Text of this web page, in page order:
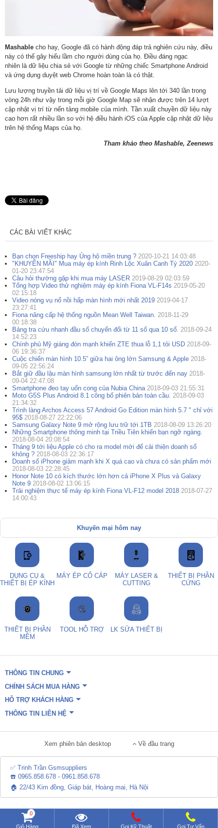
Mashable cho hay, Google đã có hành động đáp trả nghiên cứu này, điều
này có thể gây hiểu lầm cho người dùng của họ. Điều đáng ngạc
nhiên là dữ liệu chia sẻ với Google từ những chiếc Smartphone Android
và ứng dụng duyệt web Chrome hoàn toàn là có thật.
Lưu lượng truyền tải dữ liệu vị trí về Google Maps lên tới 340 lần trong
vòng 24h như vậy trong mỗi giờ Google Map sẽ nhận được trên 14 lượt
cập nhật vị trí từ nến tảng mobile của mình. Tần xuất chuyền dữ liệu này
cao hơn rất nhiều lần so với hệ điều hành iOS của Apple cập nhật dữ liệu
trên hệ thống Maps của họ.
Tham khảo theo Mashable, Zeenews
CÁC BÀI VIẾT KHÁC
Bạn chọn Freeship hay Ủng hộ miền trung ? 2020-10-21 14:03:48
"KHUYẾN MÃI" Mua máy ép kính Rinh Lộc Xuân Canh Tý 2020 2020-
01-20 23:47:54
Câu hỏi thường gặp khi mua máy LASER 2019-08-29 02:03:59
Tổng hợp Video thử nghiệm máy ép kính Fiona VL-F14s 2019-05-20
02:15:18
Video nóng vụ nổ nồi hấp màn hình mới nhất 2019 2019-04-17
23:27:41
Fiona nâng cấp hệ thống nguồn Mean Well Taiwan. 2018-11-29
00:18:38
Bảng tra cứu nhanh đầu số chuyển đổi từ 11 số qua 10 số. 2018-09-24
14:52:23
Chính phủ Mỹ giáng đón mạnh khiến ZTE thua lỗ 1,1 tỏi USD 2018-09-
06 19:36:37
Cuộc chiến màn hình 10.5” giữa hai ông lớn Samsung & Apple 2018-
09-05 22:56:24
Bắt giữ đầu lậu màn hình samsung lớn nhất từ trước đến nay 2018-
09-04 22:47:08
Smartphone đeo tay uốn cong của Nubia China 2018-09-03 21:55:31
Moto G5S Plus Android 8.1 công bố phiên bản toàn cầu. 2018-09-03
21:34:32
Trình làng Archos Access 57 Android Go Edition màn hình 5.7 " chỉ với
95$ 2018-08-27 22:22:06
Samsung Galaxy Note 9 mở rộng lưu trữ tới 1TB 2018-08-09 13:26:20
Những Smartphone thông minh tại Triều Tiên khiến bạn ngỡ ngàng.
2018-08-04 20:08:54
Tháng 9 tới liệu Apple có cho ra model mới để cải thiện doanh số
không ? 2018-08-03 22:36:17
Doanh số iPhone giảm mạnh khi X quá cao và chưa có sản phẩm mới
2018-08-03 22:28:45
Honor Note 10 có kích thước lớn hơn cả iPhone X Plus và Galaxy
Note 9 2018-08-02 13:06:15
Trải nghiệm thực tế máy ép kính Fiona VL-F12 model 2018 2018-07-27
14:00:43
Khuyến mại hôm nay
DỤNG CỤ &
THIẾT BỊ ÉP KÍNH
MÁY ÉP CỔ CÁP
MÁY LASER &
CUTTING
THIẾT BỊ PHẦN
CỨNG
THIẾT BỊ PHẦN
MỀM
TOOL HỖ TRỢ LK SỬA THIẾT BỊ
THÔNG TIN CHUNG
CHÍNH SÁCH MUA HÀNG
HỖ TRỢ KHÁCH HÀNG
THÔNG TIN LIÊN HỆ
Xem phiên bản desktop Về đầu trang
Giỏ Hàng
0
Đã Xem Gọi Kỹ Thuật Gọi Tư Vấn
✅ Trinh Trần Gsmsuppliers
☎️ 0965.858.678 - 0961.858.678
🏠 22/43 Kim đồng, Giáp bát, Hoàng mai, Hà Nội